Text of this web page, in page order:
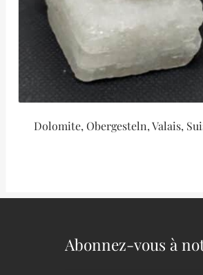
Dolomite, Obergesteln, Valais,
Abonnez-vous à